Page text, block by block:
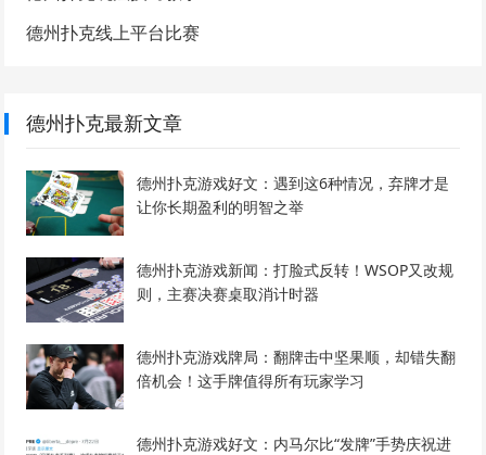
德州扑克线上平台比赛
德州扑克最新文章
德州扑克游戏好文：遇到这6种情况，弃牌才是
让你长期盈利的明智之举
德州扑克游戏新闻：打脸式反转！WSOP又改规
则，主赛决赛桌取消计时器
德州扑克游戏牌局：翻牌击中坚果顺，却错失翻
倍机会！这手牌值得所有玩家学习
德州扑克游戏好文：内马尔比“发牌”手势庆祝进